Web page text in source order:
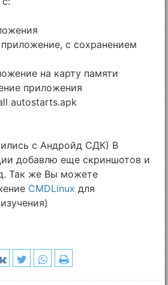
с сохранением
на карту памяти
приложения
autostarts.apk
с Андройд СДК) В
добавлю еще скриншотов и
Так же Вы можете
CMDLinux для